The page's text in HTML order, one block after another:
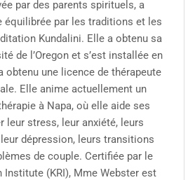
par des parents spirituels, a
équilibrée par les traditions et les
Kundalini. Elle a obtenu sa
de l’Oregon et s’est installée en
obtenu une licence de thérapeute
Elle anime actuellement un
à Napa, où elle aide ses
leur stress, leur anxiété, leurs
dépression, leurs transitions
de couple. Certifiée par le
Institute (KRI), Mme Webster est